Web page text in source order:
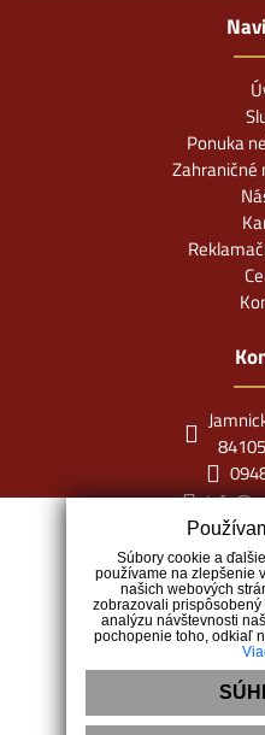
Ponuka
Súbory cookie a
používame na zlepšenie
našich webových
zobrazovali
analýzu návštevnosti
pochopenie toho, odkiaľ